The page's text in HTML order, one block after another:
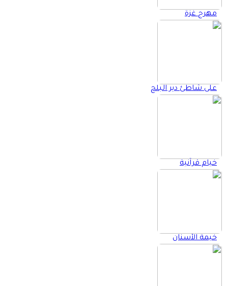
مهرج غزة
على شاطئ دير البلح
خيام قرآنية
خيمة الأسنان